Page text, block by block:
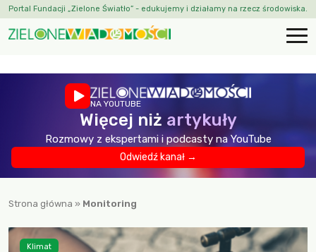
Portal Fundacji „Zielone Światło” - edukujemy i działamy na rzecz środowiska.
NA YOUTUBE
Więcej niż artykuły
Rozmowy z ekspertami i podcasty na YouTube
Odwiedź kanał →
Strona główna » Monitoring
Klimat